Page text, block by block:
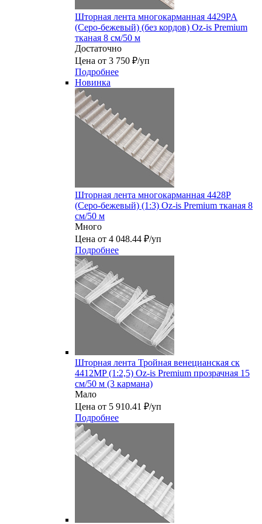
Шторная лента многокарманная 4429PA
(Серо-бежевый) (без кордов) Oz-is Premium
тканая 8 см/50 м
Достаточно
Цена от 3 750 ₽/уп
Подробнее
Новинка
Шторная лента многокарманная 4428P
(Серо-бежевый) (1:3) Oz-is Premium тканая 8
см/50 м
Много
Цена от 4 048.44 ₽/уп
Подробнее
Шторная лента Тройная венецианская ск
4412MP (1:2,5) Oz-is Premium прозрачная 15
см/50 м (3 кармана)
Мало
Цена от 5 910.41 ₽/уп
Подробнее